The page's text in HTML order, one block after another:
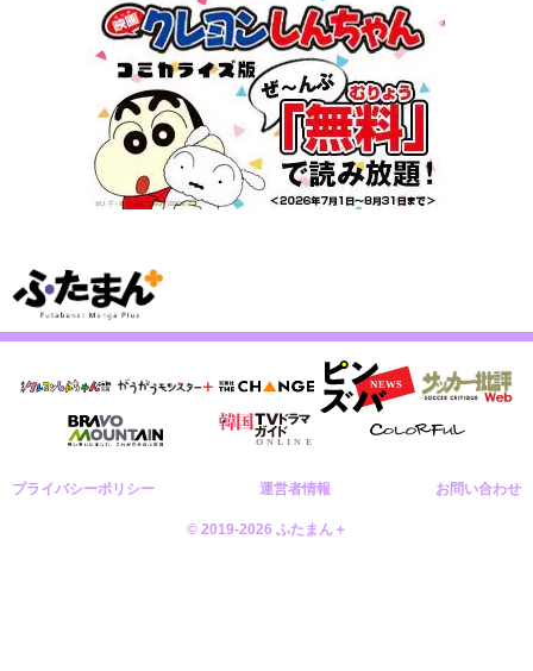
プライバシーポリシー 運営者情報 お問い合わせ
© 2019-2026 ふたまん＋